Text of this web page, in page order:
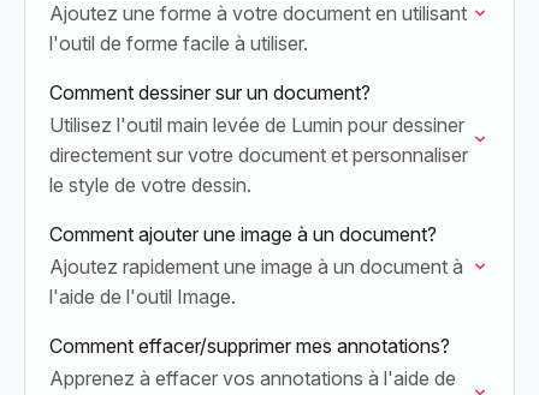
Ajoutez une forme à votre document en utilisant
l'outil de forme facile à utiliser.
Comment dessiner sur un document?
Utilisez l'outil main levée de Lumin pour dessiner
directement sur votre document et personnaliser
le style de votre dessin.
Comment ajouter une image à un document?
Ajoutez rapidement une image à un document à
l'aide de l'outil Image.
Comment effacer/supprimer mes annotations?
Apprenez à effacer vos annotations à l'aide de